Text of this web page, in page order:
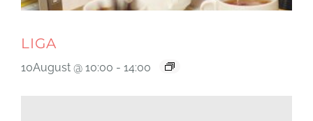
LIGA
10August @ 10:00 - 14:00